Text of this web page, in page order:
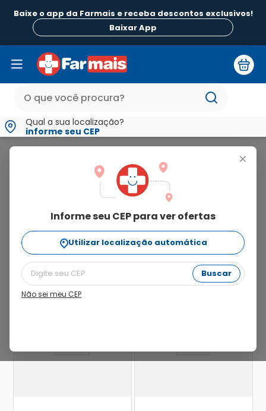
Baixe o app da Farmais e receba descontos exclusivos!
Baixar App
Qual a sua localização?
informe seu CEP
+
Informe seu CEP para ver ofertas
Utilizar localização automática
Buscar
Não sei meu CEP
Ordenar Por
relevância